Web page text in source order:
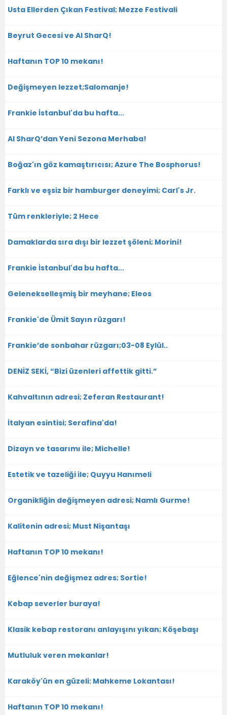
Usta Ellerden Çıkan Festival; Mezze Festivali
Beyrut Gecesi ve Al SharQ!
Haftanın TOP 10 mekanı!
Değişmeyen lezzet;Salomanje!
Frankie İstanbul'da bu hafta...
Al SharQ’dan Yeni Sezona Merhaba!
Boğaz'ın göz kamaştırıcısı; Azure The Bosphorus!
Farklı ve eşsiz bir hamburger deneyimi; Carl's Jr.
Tüm renkleriyle; 2 Hece
Damaklarda sıra dışı bir lezzet şöleni; Morini!
Frankie İstanbul'da bu hafta...
Gelenekselleşmiş bir meyhane; Eleos
Frankie'de Ümit Sayın rüzgarı!
Frankie’de sonbahar rüzgarı;03-08 Eylül..
DENİZ SEKİ, “Bizi üzenleri affettik gitti.”
Kahvaltının adresi; Zeferan Restaurant!
İtalyan esintisi; Serafina'da!
Dizayn ve tasarımı ile; Michelle!
Estetik ve tazeliği ile; Quyyu Hanımeli
Organikliğin değişmeyen adresi; Namlı Gurme!
Kalitenin adresi; Must Nişantaşı
Haftanın TOP 10 mekanı!
Eğlence'nin değişmez adres; Sortie!
Kebap severler buraya!
Klasik kebap restoranı anlayışını yıkan; Köşebaşı
Mutluluk veren mekanlar!
Karaköy'ün en güzeli: Mahkeme Lokantası!
Haftanın TOP 10 mekanı!